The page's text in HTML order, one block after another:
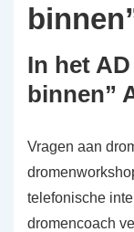
In het
binnen”
Vragen aan
telefonische
dromencoach